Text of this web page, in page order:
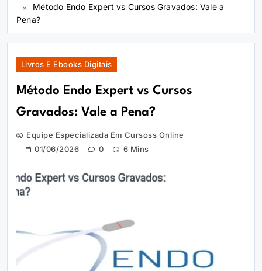
Método Endo Expert vs Cursos Gravados: Vale a
Pena?
Livros E Ebooks Digitais
Método Endo Expert vs Cursos
Gravados: Vale a Pena?
Equipe Especializada Em Cursoss Online
01/06/2026
0 6 Mins